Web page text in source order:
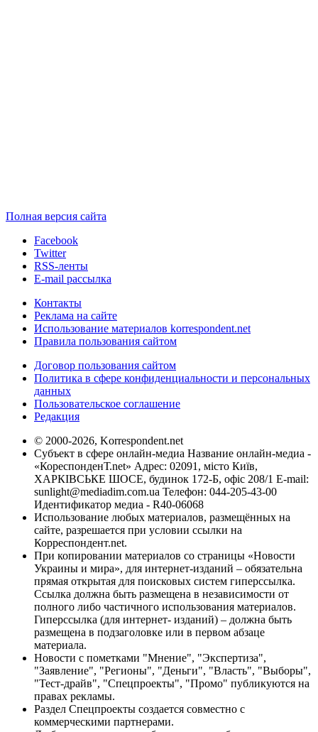
Полная версия сайта
Facebook
Twitter
RSS-ленты
E-mail рассылка
Контакты
Реклама на сайте
Использование материалов korrespondent.net
Правила пользования сайтом
Договор пользования сайтом
Политика в сфере конфиденциальности и персональных
данных
Пользовательское соглашение
Редакция
© 2000-2026, Korrespondent.net
Субъект в сфере онлайн-медиа Название онлайн-медиа -
«КореспонденТ.net» Адрес: 02091, місто Київ,
ХАРКІВСЬКЕ ШОСЕ, будинок 172-Б, офіс 208/1 E-mail:
sunlight@mediadim.com.ua Телефон: 044-205-43-00
Идентификатор медиа - R40-06068
Использование любых материалов, размещённых на
сайте, разрешается при условии ссылки на
Корреспондент.net.
При копировании материалов со страницы «Новости
Украины и мира», для интернет-изданий – обязательна
прямая открытая для поисковых систем гиперссылка.
Ссылка должна быть размещена в независимости от
полного либо частичного использования материалов.
Гиперссылка (для интернет- изданий) – должна быть
размещена в подзаголовке или в первом абзаце
материала.
Новости с пометками "Мнение", "Экспертиза",
"Заявление", "Регионы", "Деньги", "Власть", "Выборы",
"Тест-драйв", "Спецпроекты", "Промо" публикуются на
правах рекламы.
Раздел Спецпроекты создается совместно с
коммерческими партнерами.